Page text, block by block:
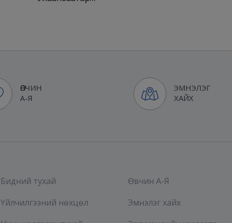
ӨВЧИН
А-Я
ЭМНЭЛЭГ
ХАЙХ
Бидний тухай
Үйлчилгээний нөхцөл
Өвчин А-Я
Эмнэлэг хайх